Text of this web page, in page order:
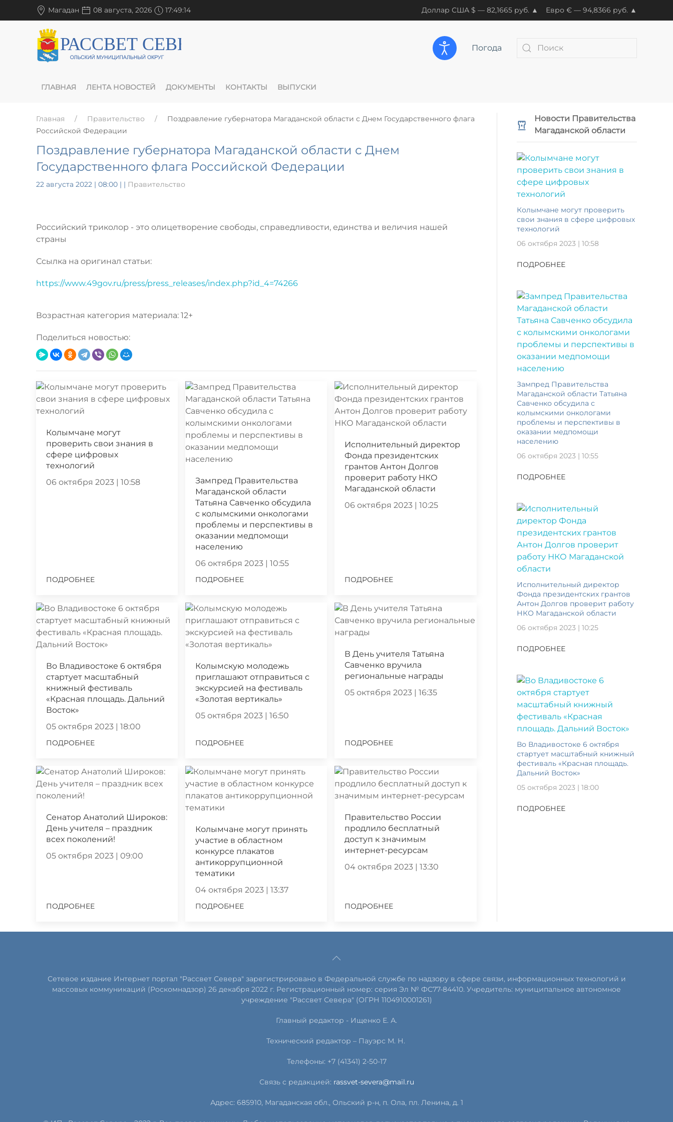
Магадан 08 августа, 2026 17:49:14 Доллар США $ — 82,1665 руб. ▲ Евро € — 94,8366 руб. ▲
Погода
ГЛАВНАЯ ЛЕНТА НОВОСТЕЙ ДОКУМЕНТЫ КОНТАКТЫ ВЫПУСКИ
Главная Правительство
Поздравление губернатора Магаданской области с Днем Государственного флага
Российской Федерации
Поздравление губернатора Магаданской области с Днем
Государственного флага Российской Федерации
22 августа 2022 | 08:00 | | Правительство
Российский триколор - это олицетворение свободы, справедливости, единства и величия нашей
страны
Ссылка на оригинал статьи:
https://www.49gov.ru/press/press_releases/index.php?id_4=74266
Возрастная категория материала: 12+
Поделиться новостью:
Колымчане могут
проверить свои знания в
сфере цифровых
технологий
06 октября 2023 | 10:58
ПОДРОБНЕЕ
Зампред Правительства
Магаданской области
Татьяна Савченко обсудила
с колымскими онкологами
проблемы и перспективы в
оказании медпомощи
населению
06 октября 2023 | 10:55
ПОДРОБНЕЕ
Исполнительный директор
Фонда президентских
грантов Антон Долгов
проверит работу НКО
Магаданской области
06 октября 2023 | 10:25
ПОДРОБНЕЕ
Во Владивостоке 6 октября
стартует масштабный
книжный фестиваль
«Красная площадь. Дальний
Восток»
05 октября 2023 | 18:00
ПОДРОБНЕЕ
Колымскую молодежь
приглашают отправиться с
экскурсией на фестиваль
«Золотая вертикаль»
05 октября 2023 | 16:50
ПОДРОБНЕЕ
В День учителя Татьяна
Савченко вручила
региональные награды
05 октября 2023 | 16:35
ПОДРОБНЕЕ
Сенатор Анатолий Широков:
День учителя – праздник
всех поколений!
05 октября 2023 | 09:00
ПОДРОБНЕЕ
Колымчане могут принять
участие в областном
конкурсе плакатов
антикоррупционной
тематики
04 октября 2023 | 13:37
ПОДРОБНЕЕ
Правительство России
продлило бесплатный
доступ к значимым
интернет-ресурсам
04 октября 2023 | 13:30
ПОДРОБНЕЕ
Новости Правительства
Магаданской области
Колымчане могут проверить
свои знания в сфере цифровых
технологий
06 октября 2023 | 10:58
ПОДРОБНЕЕ
Зампред Правительства
Магаданской области Татьяна
Савченко обсудила с
колымскими онкологами
проблемы и перспективы в
оказании медпомощи
населению
06 октября 2023 | 10:55
ПОДРОБНЕЕ
Исполнительный директор
Фонда президентских грантов
Антон Долгов проверит работу
НКО Магаданской области
06 октября 2023 | 10:25
ПОДРОБНЕЕ
Во Владивостоке 6 октября
стартует масштабный книжный
фестиваль «Красная площадь.
Дальний Восток»
05 октября 2023 | 18:00
ПОДРОБНЕЕ
Сетевое издание Интернет портал "Рассвет Севера" зарегистрировано в Федеральной службе по надзору в сфере связи, информационных технологий и
массовых коммуникаций (Роскомнадзор) 26 декабря 2022 г. Регистрационный номер: серия Эл № ФС77-84410. Учредитель: муниципальное автономное
учреждение "Рассвет Севера" (ОГРН 1104910001261)
Главный редактор - Ищенко Е. А.
Технический редактор – Пауэрс М. Н.
Телефоны: +7 (41341) 2-50-17
Связь с редакцией: rassvet-severa@mail.ru
Адрес: 685910, Магаданская обл., Ольский р-н, п. Ола, пл. Ленина, д. 1